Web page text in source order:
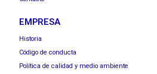
EMPRESA
Historia
Código de conducta
Política de calidad y medio ambiente